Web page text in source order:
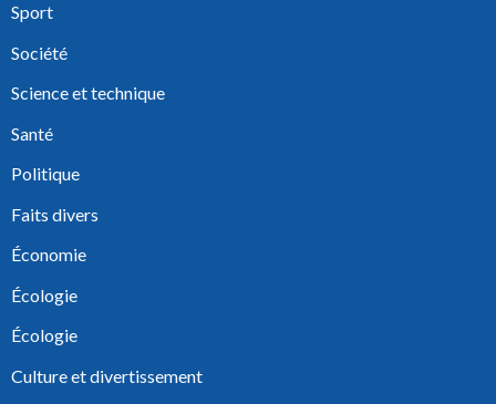
Sport
Société
Science et technique
Santé
Politique
Faits divers
Économie
Écologie
Écologie
Culture et divertissement